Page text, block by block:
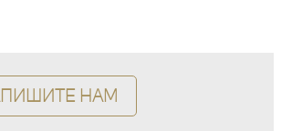
нам